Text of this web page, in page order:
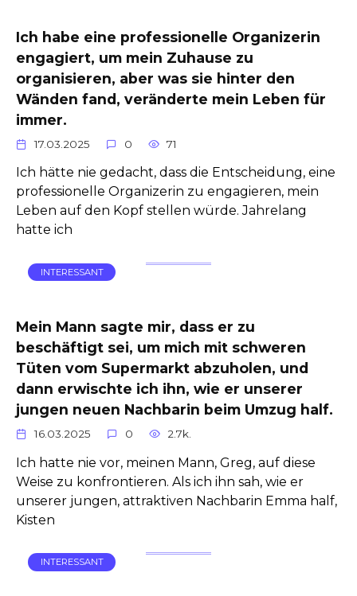
Ich habe eine professionelle Organizerin
engagiert, um mein Zuhause zu
organisieren, aber was sie hinter den
Wänden fand, veränderte mein Leben für
immer.
17.03.2025 0 71
Ich hätte nie gedacht, dass die Entscheidung, eine
professionelle Organizerin zu engagieren, mein
Leben auf den Kopf stellen würde. Jahrelang
hatte ich
INTERESSANT
Mein Mann sagte mir, dass er zu
beschäftigt sei, um mich mit schweren
Tüten vom Supermarkt abzuholen, und
dann erwischte ich ihn, wie er unserer
jungen neuen Nachbarin beim Umzug half.
16.03.2025 0 2.7k.
Ich hatte nie vor, meinen Mann, Greg, auf diese
Weise zu konfrontieren. Als ich ihn sah, wie er
unserer jungen, attraktiven Nachbarin Emma half,
Kisten
INTERESSANT